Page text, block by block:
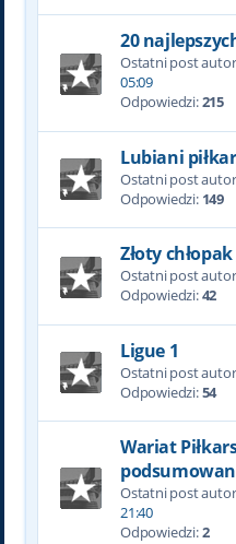
20
Ostatni post
05:09
Odpowiedzi:215
Lubiani
Ostatni post
Odpowiedzi: 149
Złoty chłopak
Ostatni post
Odpowiedzi:42
Ligue 1
Ostatni post
Odpowiedzi:54
Wariat
Ostatni post
21:40
Odpowiedzi:2